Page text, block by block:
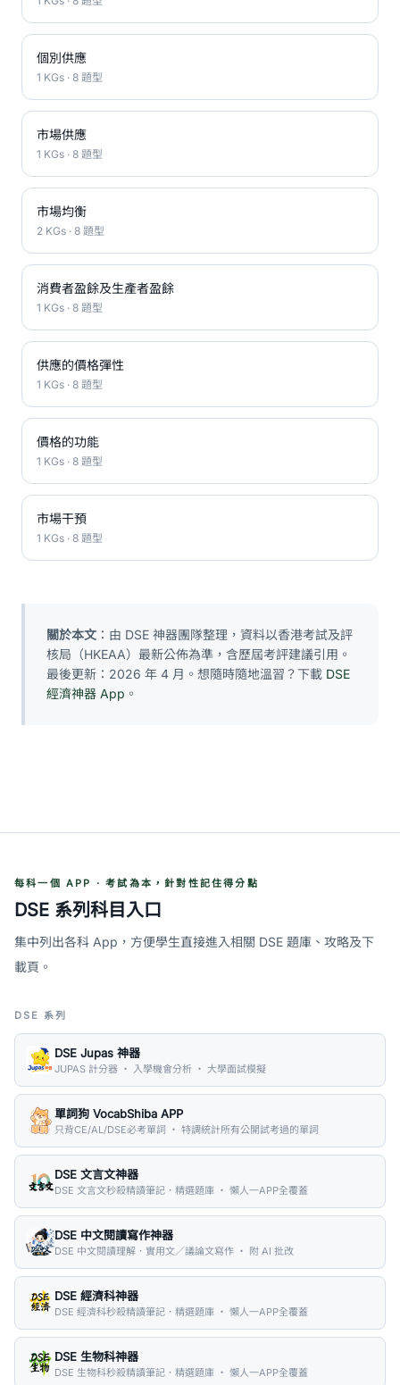
個別供應
1 KGs · 8 題型
市場供應
1 KGs · 8 題型
市場均衡
2 KGs · 8 題型
消費者盈餘及生產者盈餘
1 KGs · 8 題型
供應的價格彈性
1 KGs · 8 題型
價格的功能
1 KGs · 8 題型
市場干預
1 KGs · 8 題型
關於本文 ：由 DSE 神器團隊整理，資料以香港考試及評
核局（HKEAA）最新公佈為準，含歷屆考評建議引用。
最後更新：2026 年 4 月。想隨時隨地溫習？下載 DSE
經濟神器 App 。
每科一個 APP · 考試為本，針對性記住得分點
DSE 系列科目入口
集中列出各科 App，方便學生直接進入相關 DSE 題庫、攻略及下
載頁。
DSE 系列
DSE Jupas 神器
JUPAS 計分器 ・ 入學機會分析 ・ 大學面試模擬
單詞狗 VocabShiba APP
只背CE/AL/DSE必考單詞 ・ 特調統計所有公開試考過的單詞
DSE 文言文神器
DSE 文言文秒殺精讀筆記．精選題庫 ・ 懶人一APP全覆蓋
DSE 中文閱讀寫作神器
DSE 中文閱讀理解．實用文／議論文寫作 ・ 附 AI 批改
DSE 經濟科神器
DSE 經濟科秒殺精讀筆記．精選題庫 ・ 懶人一APP全覆蓋
DSE 生物科神器
DSE 生物科秒殺精讀筆記．精選題庫 ・ 懶人一APP全覆蓋